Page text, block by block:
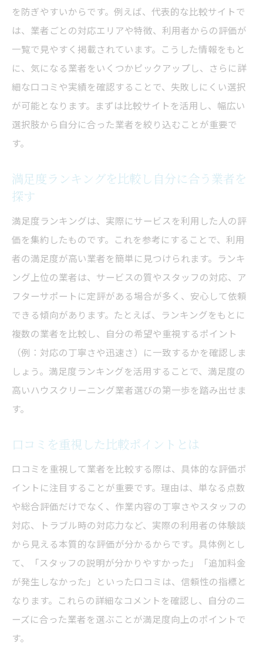
を防ぎやすいからです。例えば、代表的な比較サイトで
は、業者ごとの対応エリアや特徴、利用者からの評価が
一覧で見やすく掲載されています。こうした情報をもと
に、気になる業者をいくつかピックアップし、さらに詳
細な口コミや実績を確認することで、失敗しにくい選択
が可能となります。まずは比較サイトを活用し、幅広い
選択肢から自分に合った業者を絞り込むことが重要で
す。
満足度ランキングを比較し自分に合う業者を
探す
満足度ランキングは、実際にサービスを利用した人の評
価を集約したものです。これを参考にすることで、利用
者の満足度が高い業者を簡単に見つけられます。ランキ
ング上位の業者は、サービスの質やスタッフの対応、ア
フターサポートに定評がある場合が多く、安心して依頼
できる傾向があります。たとえば、ランキングをもとに
複数の業者を比較し、自分の希望や重視するポイント
（例：対応の丁寧さや迅速さ）に一致するかを確認しま
しょう。満足度ランキングを活用することで、満足度の
高いハウスクリーニング業者選びの第一歩を踏み出せま
す。
口コミを重視した比較ポイントとは
口コミを重視して業者を比較する際は、具体的な評価ポ
イントに注目することが重要です。理由は、単なる点数
や総合評価だけでなく、作業内容の丁寧さやスタッフの
対応、トラブル時の対応力など、実際の利用者の体験談
から見える本質的な評価が分かるからです。具体例とし
て、「スタッフの説明が分かりやすかった」「追加料金
が発生しなかった」といった口コミは、信頼性の指標と
なります。これらの詳細なコメントを確認し、自分のニ
ーズに合った業者を選ぶことが満足度向上のポイントで
す。